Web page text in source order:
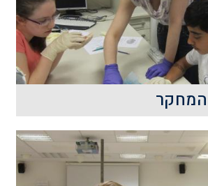
קרא עוד
טמונים במוח שלנו? איבר
אך מנהל את חיינו יותר
העל. המח האנושי הוא האיבר
המשוכלל בטבע.